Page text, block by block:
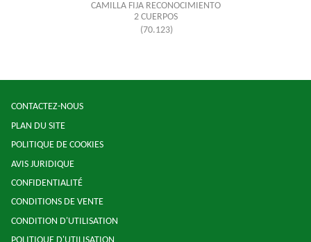
CAMILLA FIJA RECONOCIMIENTO
2 CUERPOS
(70.123)
CONTACTEZ-NOUS
PLAN DU SITE
POLITIQUE DE COOKIES
AVIS JURIDIQUE
CONFIDENTIALITÉ
CONDITIONS DE VENTE
CONDITION D'UTILISATION